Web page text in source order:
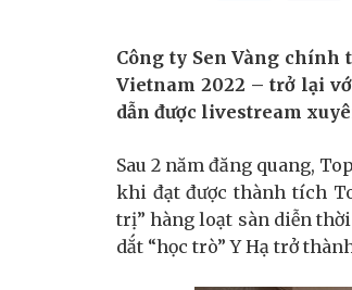
Công ty Sen Vàng chính
Vietnam 2022 – trở lại
dẫn được livestream
Sau 2 năm đăng quang,
khi đạt được thành tích
trị” hàng loạt sàn diễn
dắt “học trò” Y Hạ trở